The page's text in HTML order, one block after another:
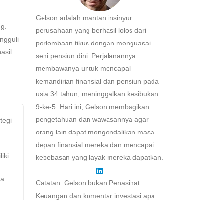
Gelson adalah mantan insinyur
perusahaan yang berhasil lolos dari
perlombaan tikus dengan menguasai
seni pensiun dini. Perjalanannya
membawanya untuk mencapai
kemandirian finansial dan pensiun pada
usia 34 tahun, meninggalkan kesibukan
9-ke-5. Hari ini, Gelson membagikan
pengetahuan dan wawasannya agar
orang lain dapat mengendalikan masa
depan finansial mereka dan mencapai
kebebasan yang layak mereka dapatkan.
Catatan: Gelson bukan Penasihat
Keuangan dan komentar investasi apa